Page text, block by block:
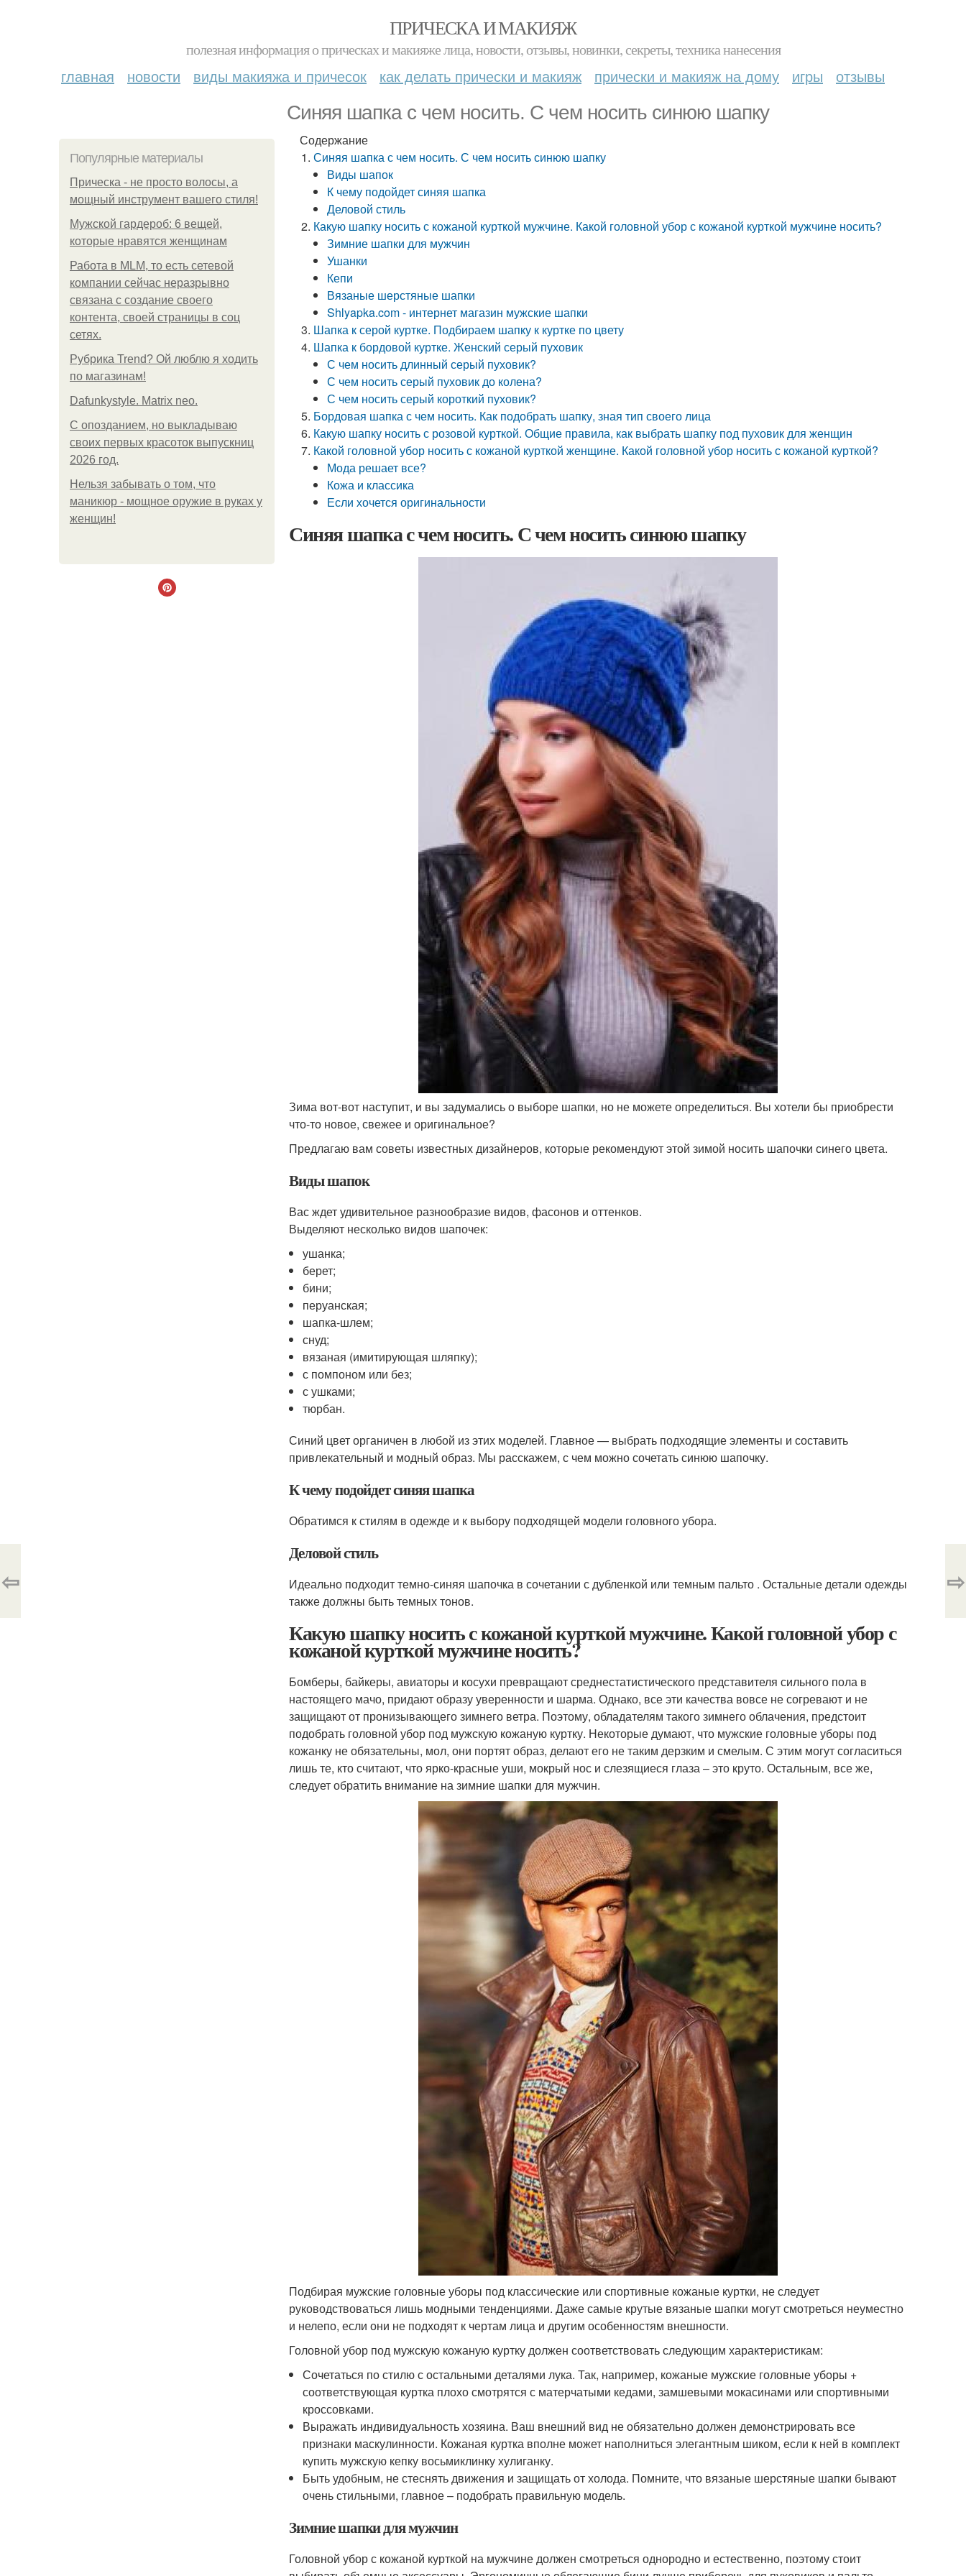
ПРИЧЕСКА И МАКИЯЖ
полезная информация о прическах и макияже лица, новости, отзывы, новинки, секреты, техника нанесения
главная новости виды макияжа и причесок как делать прически и макияж прически и макияж на дому игры отзывы
Синяя шапка с чем носить. С чем носить синюю шапку
Популярные материалы
Прическа - не просто волосы, а
мощный инструмент вашего стиля!
Мужской гардероб: 6 вещей,
которые нравятся женщинам
Работа в MLM, то есть сетевой
компании сейчас неразрывно
связана с создание своего
контента, своей страницы в соц
сетях.
Рубрика Trend? Ой люблю я ходить
по магазинам!
Dafunkystyle. Matrix neo.
С опозданием, но выкладываю
своих первых красоток выпускниц
2026 год.
Нельзя забывать о том, что
маникюр - мощное оружие в руках у
женщин!
Содержание
Синяя шапка с чем носить. С чем носить синюю шапку
Виды шапок
К чему подойдет синяя шапка
Деловой стиль
Какую шапку носить с кожаной курткой мужчине. Какой головной убор с кожаной курткой мужчине носить?
Зимние шапки для мужчин
Ушанки
Кепи
Вязаные шерстяные шапки
Shlyapka.com - интернет магазин мужские шапки
Шапка к серой куртке. Подбираем шапку к куртке по цвету
Шапка к бордовой куртке. Женский серый пуховик
С чем носить длинный серый пуховик?
С чем носить серый пуховик до колена?
С чем носить серый короткий пуховик?
Бордовая шапка с чем носить. Как подобрать шапку, зная тип своего лица
Какую шапку носить с розовой курткой. Общие правила, как выбрать шапку под пуховик для женщин
Какой головной убор носить с кожаной курткой женщине. Какой головной убор носить с кожаной курткой?
Мода решает все?
Кожа и классика
Если хочется оригинальности
Синяя шапка с чем носить. С чем носить синюю шапку
Зима вот-вот наступит, и вы задумались о выборе шапки, но не можете определиться. Вы хотели бы приобрести
что-то новое, свежее и оригинальное?
Предлагаю вам советы известных дизайнеров, которые рекомендуют этой зимой носить шапочки синего цвета.
Виды шапок
Вас ждет удивительное разнообразие видов, фасонов и оттенков.
Выделяют несколько видов шапочек:
ушанка;
берет;
бини;
перуанская;
шапка-шлем;
снуд;
вязаная (имитирующая шляпку);
с помпоном или без;
с ушками;
тюрбан.
Синий цвет органичен в любой из этих моделей. Главное — выбрать подходящие элементы и составить
привлекательный и модный образ. Мы расскажем, с чем можно сочетать синюю шапочку.
К чему подойдет синяя шапка
Обратимся к стилям в одежде и к выбору подходящей модели головного убора.
Деловой стиль
Идеально подходит темно-синяя шапочка в сочетании с дубленкой или темным пальто . Остальные детали одежды
также должны быть темных тонов.
Какую шапку носить с кожаной курткой мужчине. Какой головной убор с
кожаной курткой мужчине носить?
Бомберы, байкеры, авиаторы и косухи превращают среднестатистического представителя сильного пола в
настоящего мачо, придают образу уверенности и шарма. Однако, все эти качества вовсе не согревают и не
защищают от пронизывающего зимнего ветра. Поэтому, обладателям такого зимнего облачения, предстоит
подобрать головной убор под мужскую кожаную куртку. Некоторые думают, что мужские головные уборы под
кожанку не обязательны, мол, они портят образ, делают его не таким дерзким и смелым. С этим могут согласиться
лишь те, кто считают, что ярко-красные уши, мокрый нос и слезящиеся глаза – это круто. Остальным, все же,
следует обратить внимание на зимние шапки для мужчин.
Подбирая мужские головные уборы под классические или спортивные кожаные куртки, не следует
руководствоваться лишь модными тенденциями. Даже самые крутые вязаные шапки могут смотреться неуместно
и нелепо, если они не подходят к чертам лица и другим особенностям внешности.
Головной убор под мужскую кожаную куртку должен соответствовать следующим характеристикам:
Сочетаться по стилю с остальными деталями лука. Так, например, кожаные мужские головные уборы +
соответствующая куртка плохо смотрятся с матерчатыми кедами, замшевыми мокасинами или спортивными
кроссовками.
Выражать индивидуальность хозяина. Ваш внешний вид не обязательно должен демонстрировать все
признаки маскулинности. Кожаная куртка вполне может наполниться элегантным шиком, если к ней в комплект
купить мужскую кепку восьмиклинку хулиганку.
Быть удобным, не стеснять движения и защищать от холода. Помните, что вязаные шерстяные шапки бывают
очень стильными, главное – подобрать правильную модель.
Зимние шапки для мужчин
Головной убор с кожаной курткой на мужчине должен смотреться однородно и естественно, поэтому стоит
⇦ ⇨